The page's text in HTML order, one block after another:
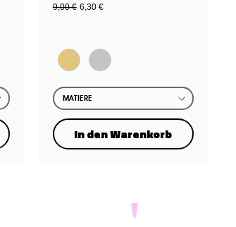
Standardpreis
9,00 € Sale-Preis
6,30 €
MATIERE
In den Warenkorb